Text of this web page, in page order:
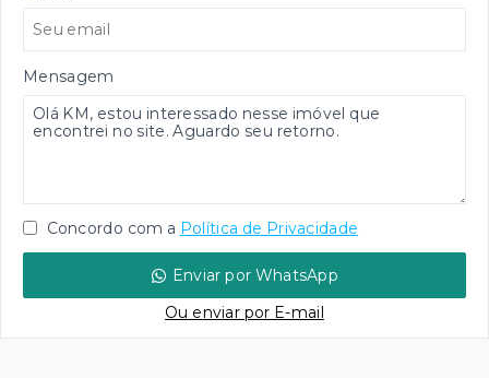
Mensagem
Concordo com a Política de Privacidade
Enviar por WhatsApp
Ou enviar por E-mail